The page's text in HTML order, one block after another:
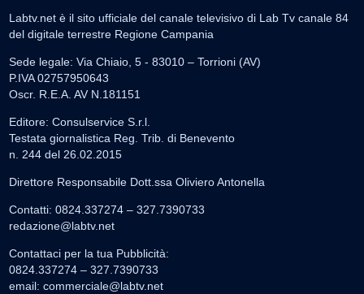
Labtv.net è il sito ufficiale del canale televisivo di Lab Tv canale 84
del digitale terrestre Regione Campania
Sede legale: Via Chiaio, 5 - 83010 – Torrioni (AV)
P.IVA 02757950643
Oscr. R.E.A. AV N.181151
Editore: Consulservice S.r.l.
Testata giornalistica Reg. Trib. di Benevento
n. 244 del 26.02.2015
Direttore Responsabile Dott.ssa Oliviero Antonella
Contatti: 0824.337274 – 327.7390733
redazione@labtv.net
Contattaci per la tua Pubblicità:
0824.337274 – 327.7390733
email: commerciale@labtv.net